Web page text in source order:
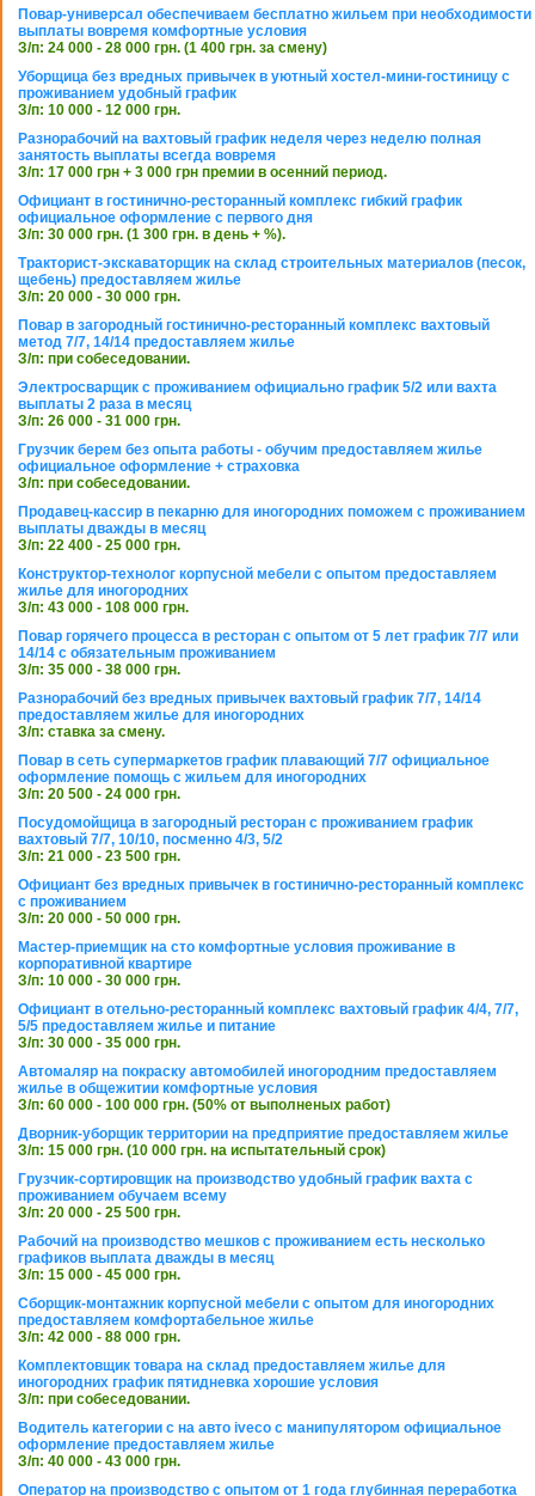
Повар-универсал обеспечиваем бесплатно жильем при необходимости
выплаты вовремя комфортные условия
З/п: 24 000 - 28 000 грн. (1 400 грн. за смену)
Уборщица без вредных привычек в уютный хостел-мини-гостиницу с
проживанием удобный график
З/п: 10 000 - 12 000 грн.
Разнорабочий на вахтовый график неделя через неделю полная
занятость выплаты всегда вовремя
З/п: 17 000 грн + 3 000 грн премии в осенний период.
Официант в гостинично-ресторанный комплекс гибкий график
официальное оформление с первого дня
З/п: 30 000 грн. (1 300 грн. в день + %).
Тракторист-экскаваторщик на склад строительных материалов (песок,
щебень) предоставляем жилье
З/п: 20 000 - 30 000 грн.
Повар в загородный гостинично-ресторанный комплекс вахтовый
метод 7/7, 14/14 предоставляем жилье
З/п: при собеседовании.
Электросварщик с проживанием официально график 5/2 или вахта
выплаты 2 раза в месяц
З/п: 26 000 - 31 000 грн.
Грузчик берем без опыта работы - обучим предоставляем жилье
официальное оформление + страховка
З/п: при собеседовании.
Продавец-кассир в пекарню для иногородних поможем с проживанием
выплаты дважды в месяц
З/п: 22 400 - 25 000 грн.
Конструктор-технолог корпусной мебели с опытом предоставляем
жилье для иногородних
З/п: 43 000 - 108 000 грн.
Повар горячего процесса в ресторан с опытом от 5 лет график 7/7 или
14/14 с обязательным проживанием
З/п: 35 000 - 38 000 грн.
Разнорабочий без вредных привычек вахтовый график 7/7, 14/14
предоставляем жилье для иногородних
З/п: ставка за смену.
Повар в сеть супермаркетов график плавающий 7/7 официальное
оформление помощь с жильем для иногородних
З/п: 20 500 - 24 000 грн.
Посудомойщица в загородный ресторан с проживанием график
вахтовый 7/7, 10/10, посменно 4/3, 5/2
З/п: 21 000 - 23 500 грн.
Официант без вредных привычек в гостинично-ресторанный комплекс
с проживанием
З/п: 20 000 - 50 000 грн.
Мастер-приемщик на сто комфортные условия проживание в
корпоративной квартире
З/п: 10 000 - 30 000 грн.
Официант в отельно-ресторанный комплекс вахтовый график 4/4, 7/7,
5/5 предоставляем жилье и питание
З/п: 30 000 - 35 000 грн.
Автомаляр на покраску автомобилей иногородним предоставляем
жилье в общежитии комфортные условия
З/п: 60 000 - 100 000 грн. (50% от выполненых работ)
Дворник-уборщик территории на предприятие предоставляем жилье
З/п: 15 000 грн. (10 000 грн. на испытательный срок)
Грузчик-сортировщик на производство удобный график вахта с
проживанием обучаем всему
З/п: 20 000 - 25 500 грн.
Рабочий на производство мешков с проживанием есть несколько
графиков выплата дважды в месяц
З/п: 15 000 - 45 000 грн.
Сборщик-монтажник корпусной мебели с опытом для иногородних
предоставляем комфортабельное жилье
З/п: 42 000 - 88 000 грн.
Комплектовщик товара на склад предоставляем жилье для
иногородних график пятидневка хорошие условия
З/п: при собеседовании.
Водитель категории с на авто iveco с манипулятором официальное
оформление предоставляем жилье
З/п: 40 000 - 43 000 грн.
Оператор на производство с опытом от 1 года глубинная переработка